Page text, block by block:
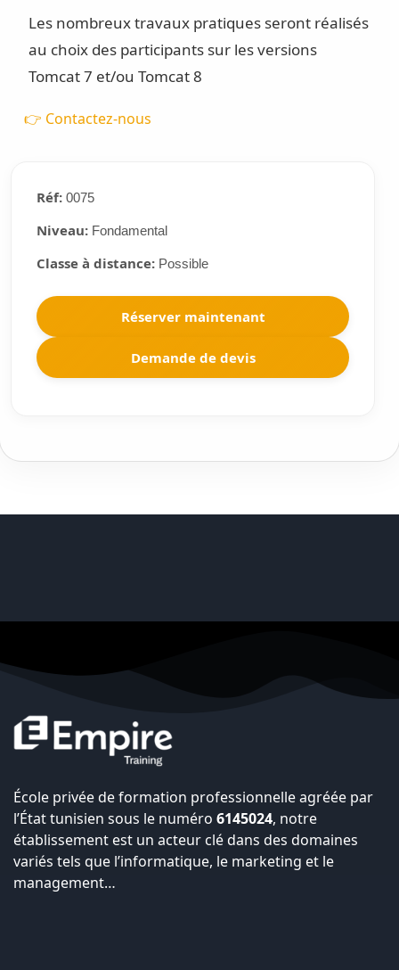
Les nombreux travaux pratiques seront réalisés
au choix des participants sur les versions
Tomcat 7 et/ou Tomcat 8
👉 Contactez-nous
Réf:0075
Niveau:Fondamental
Classe à distance:Possible
Réserver maintenant
Demande de devis
École privée de formation professionnelle agréée par
l’État tunisien sous le numéro 6145024, notre
établissement est un acteur clé dans des domaines
variés tels que l’informatique, le marketing et le
management…